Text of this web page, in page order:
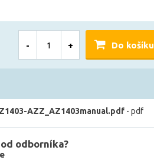
- + Do košíku
AZZ_AZ1403manual.pdf - pdf
odborníka?